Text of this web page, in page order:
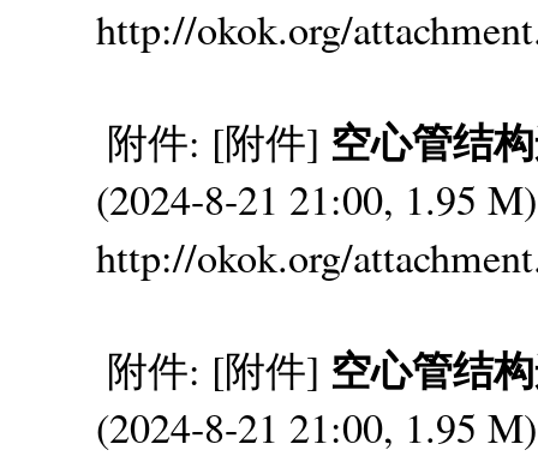
http://okok.org/
附件: [附件] 空心管结
(2024-8-21 21:00, 1.95
http://okok.org/
附件: [附件] 空心管结
(2024-8-21 21:00, 1.95